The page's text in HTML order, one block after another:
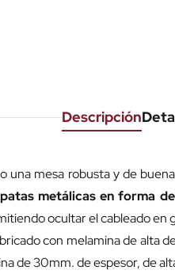
Descripción
una mesa robusta y de
metálicas en forma
ocultar el cableado en
con melamina de alta
de 30mm. de espesor, de